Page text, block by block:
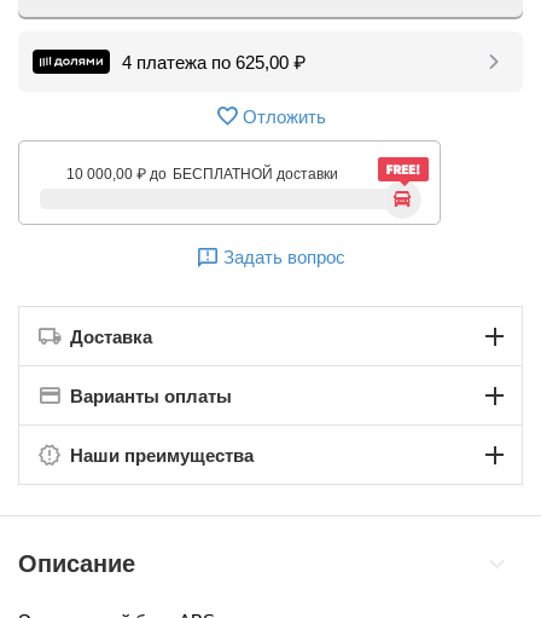
4 платежа по 625,00 ₽
Отложить
10 000,00 ₽ до БЕСПЛАТНОЙ доставки
Задать вопрос
Доставка
Варианты оплаты
Наши преимущества
Описание